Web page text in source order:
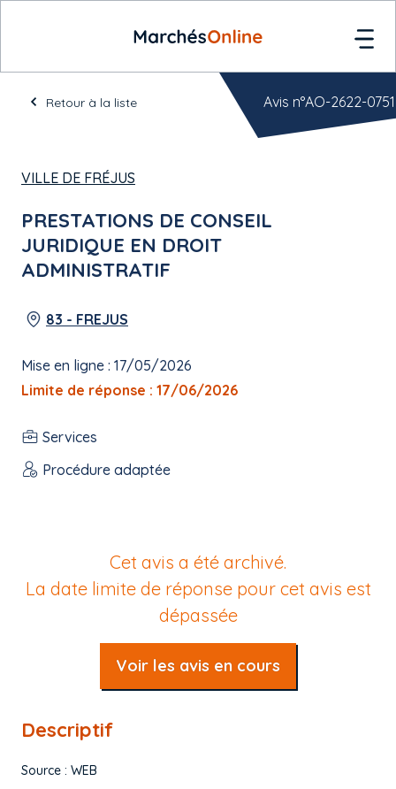
Retour à la liste
VILLE DE FRÉJUS
PRESTATIONS DE CONSEIL
JURIDIQUE EN DROIT
ADMINISTRATIF
83 - FREJUS
Mise en ligne : 17/05/2026
Limite de réponse : 17/06/2026
Services
Procédure adaptée
Avis n°AO-2622-0751
Cet avis a été archivé.
La date limite de réponse pour cet avis est
dépassée
Voir les avis en cours
Descriptif
Source : WEB